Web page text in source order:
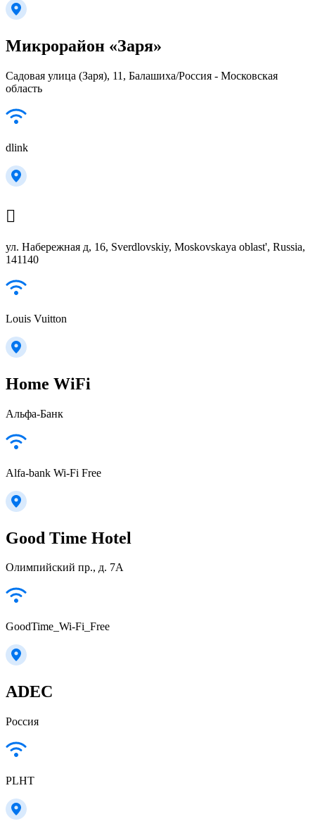
Микрорайон «Заря»
Садовая улица (Заря), 11, Балашиха/Россия - Московская
область
dlink

ул. Набережная д, 16, Sverdlovskiy, Moskovskaya oblast', Russia,
141140
Louis Vuitton
Home WiFi
Альфа-Банк
Alfa-bank Wi-Fi Free
Good Time Hotel
Олимпийский пр., д. 7А
GoodTime_Wi-Fi_Free
ADEC
Россия
PLHT